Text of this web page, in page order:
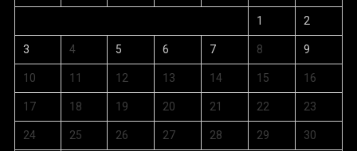
1 2
3 4 5 6 7 8 9
10 11 12 13 14 15 16
17 18 19 20 21 22 23
24 25 26 27 28 29 30